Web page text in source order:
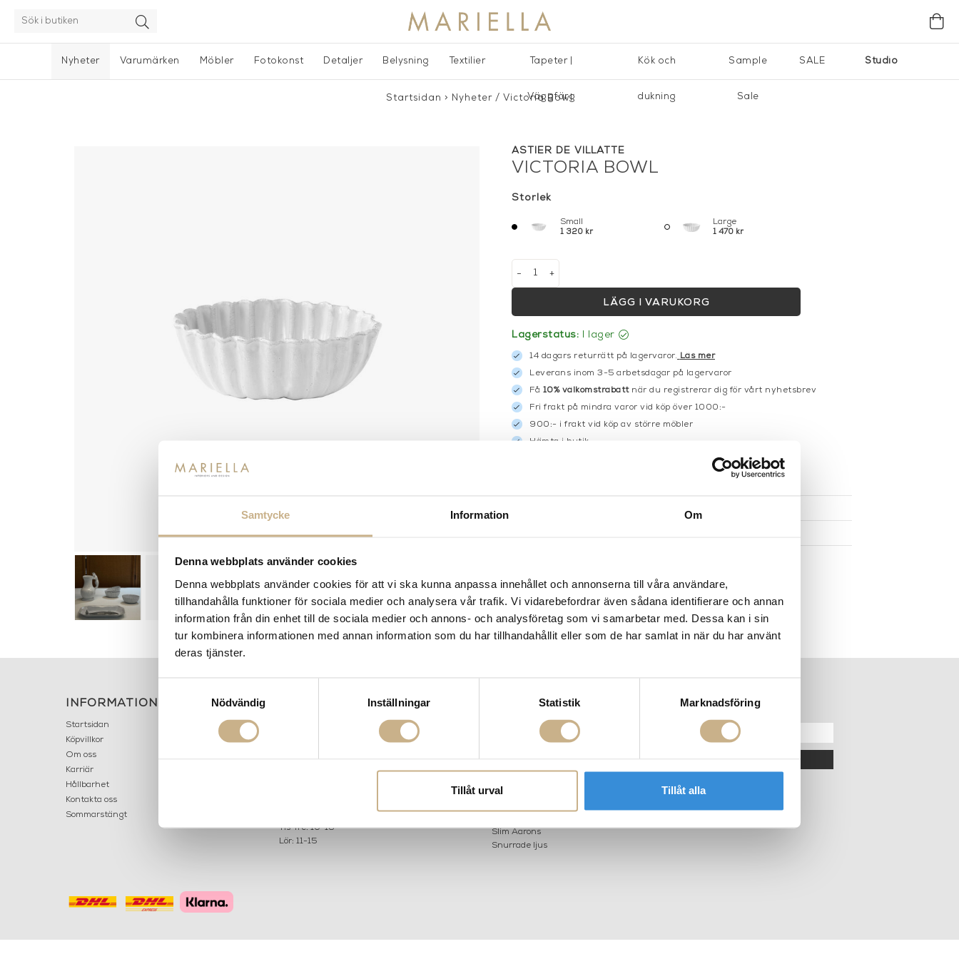
Samtycke Information Om
Denna webbplats använder cookies
Denna webbplats använder cookies för att vi ska kunna anpassa innehållet och annonserna till våra användare,
tillhandahålla funktioner för sociala medier och analysera vår trafik. Vi vidarebefordrar även sådana identifierare och annan
information från din enhet till de sociala medier och annons- och analysföretag som vi samarbetar med. Dessa kan i sin
tur kombinera informationen med annan information som du har tillhandahållit eller som de har samlat in när du har använt
deras tjänster.
Nödvändig
Inställningar Statistik Marknadsföring
Tillåt urval Tillåt alla
Nyheter Studio
Varumärken Möbler Fotokonst Detaljer Belysning Textilier Tapeter |
Väggfärg
Kök och
dukning
Sample
Sale
SALE
Startsidan > Nyheter / Victoria Bowl
ASTIER DE VILLATTE
VICTORIA BOWL
Storlek
Small
1 320 kr
Large
1 470 kr
+
-
LÄGG I VARUKORG
Lagerstatus: I lager
14 dagars returrätt på lagervaror. Läs mer
Leverans inom 3-5 arbetsdagar på lagervaror
Få 10% välkomstrabattnär du registrerar dig för vårt nyhetsbrev
Fri frakt på mindra varor vid köp över 1000:-
900:- i frakt vid köp av större möbler
Hämta i butik
INFORMATION
Startsidan
Köpvillkor
Om oss
Karriär
Hållbarhet
Kontakta oss
Sommarstängt
Tis-fre: 10-18
Lör: 11-15
POPULÄRA KATEGORIER
Louise Roe
Slim Aarons
Snurrade ljus
NYHETSBREV